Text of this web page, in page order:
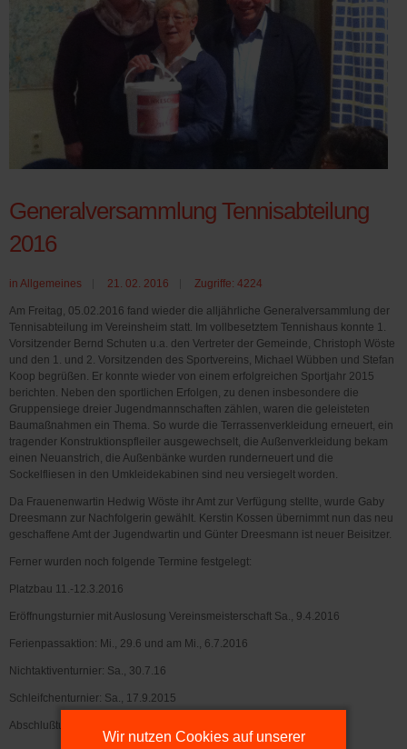
Generalversammlung Tennisabteilung
2016
in Allgemeines 21. 02. 2016 Zugriffe: 4224
Am Freitag, 05.02.2016 fand wieder die alljährliche Generalversammlung der
Tennisabteilung im Vereinsheim statt. Im vollbesetztem Tennishaus konnte 1.
Vorsitzender Bernd Schuten u.a. den Vertreter der Gemeinde, Christoph Wöste
und den 1. und 2. Vorsitzenden des Sportvereins, Michael Wübben und Stefan
Koop begrüßen. Er konnte wieder von einem erfolgreichen Sportjahr 2015
berichten. Neben den sportlichen Erfolgen, zu denen insbesondere die
Gruppensiege dreier Jugendmannschaften zählen, waren die geleisteten
Baumaßnahmen ein Thema. So wurde die Terrassenverkleidung erneuert, ein
tragender Konstruktionspfleiler ausgewechselt, die Außenverkleidung bekam
einen Neuanstrich, die Außenbänke wurden runderneuert und die
Sockelfliesen in den Umkleidekabinen sind neu versiegelt worden.
Da Frauenenwartin Hedwig Wöste ihr Amt zur Verfügung stellte, wurde Gaby
Dreesmann zur Nachfolgerin gewählt. Kerstin Kossen übernimmt nun das neu
geschaffene Amt der Jugendwartin und Günter Dreesmann ist neuer Beisitzer.
Ferner wurden noch folgende Termine festgelegt:
Platzbau 11.-12.3.2016
Eröffnungsturnier mit Auslosung Vereinsmeisterschaft Sa., 9.4.2016
Ferienpassaktion: Mi., 29.6 und am Mi., 6.7.2016
Nichtaktiventurnier: Sa., 30.7.16
Schleifchenturnier: Sa., 17.9.2015
Abschlußturnier: Sa., 15.10.2016.
Wir nutzen Cookies auf unserer